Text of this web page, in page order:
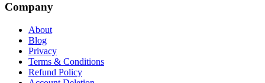
Company
About
Blog
Privacy
Terms & Conditions
Refund Policy